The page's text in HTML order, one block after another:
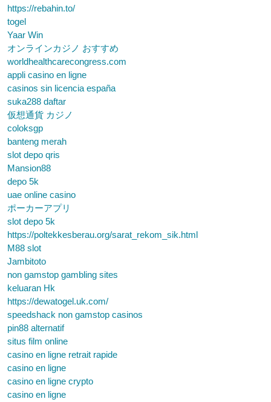
https://rebahin.to/
togel
Yaar Win
オンラインカジノ おすすめ
worldhealthcarecongress.com
appli casino en ligne
casinos sin licencia españa
suka288 daftar
仮想通貨 カジノ
coloksgp
banteng merah
slot depo qris
Mansion88
depo 5k
uae online casino
ポーカーアプリ
slot depo 5k
https://poltekkesberau.org/sarat_rekom_sik.html
M88 slot
Jambitoto
non gamstop gambling sites
keluaran Hk
https://dewatogel.uk.com/
speedshack non gamstop casinos
pin88 alternatif
situs film online
casino en ligne retrait rapide
casino en ligne
casino en ligne crypto
casino en ligne